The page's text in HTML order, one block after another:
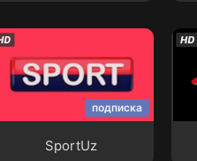
подписка
SportUz